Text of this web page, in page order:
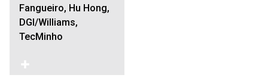
Fangueiro, Hu Hong,
DGI/Williams,
TecMinho